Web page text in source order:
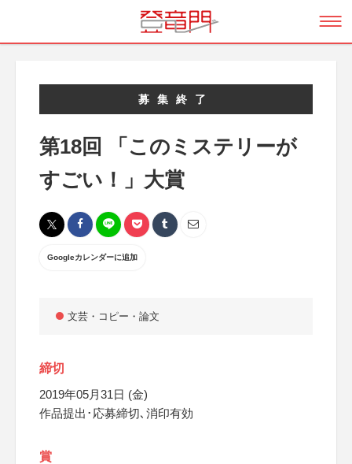
募集終了
第18回 「このミステリーが
すごい！」大賞
Googleカレンダーに追加
文芸・コピー・論文
締切
2019年05月31日 (金)
作品提出･応募締切､消印有効
賞